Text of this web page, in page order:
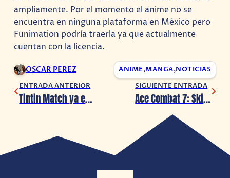
ampliamente. Por el momento el anime no se
encuentra en ninguna plataforma en México pero
Funimation podría traerla ya que actualmente
cuentan con la licencia.
OSCAR PEREZ ANIME,MANGA,NOTICIAS
ENTRADA ANTERIOR
Tintin Match ya está a la venta
SIGUIENTE ENTRADA
Ace Combat 7: Skies Unknown tendrá más aviones durante este año